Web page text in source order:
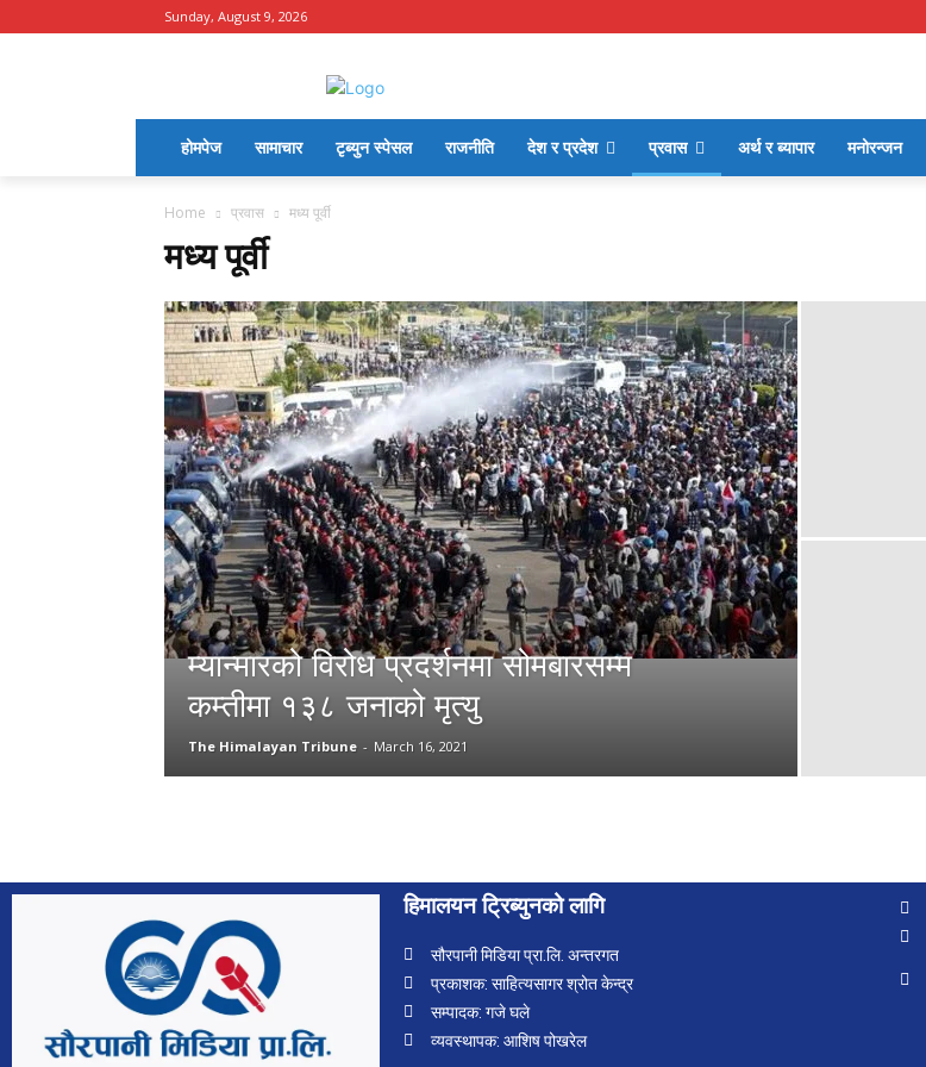
Sunday, August 9, 2026
होमपेज सामाचार टृब्युन स्पेसल राजनीति देश र प्रदेश प्रवास अर्थ र ब्यापार मनोरन्जन
Home प्रवास मध्य पूर्वी
मध्य पूर्वी
म्यान्मारको विरोध प्रदर्शनमा सोमबारसम्म
कम्तीमा १३८ जनाको मृत्यु
The Himalayan Tribune - March 16, 2021
हिमालयन ट्रिब्युनको लागि
सौरपानी मिडिया प्रा.लि. अन्तरगत
प्रकाशक: साहित्यसागर श्रोत केन्द्र
सम्पादक: गजे घले
व्यवस्थापक: आशिष पोखरेल